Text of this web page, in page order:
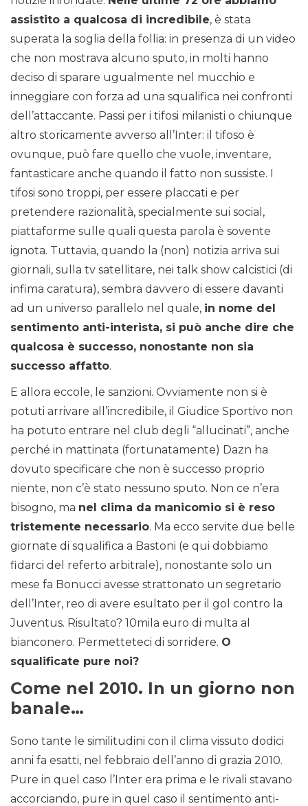
assistito a qualcosa di incredibile, è stata
superata la soglia della follia: in presenza di un video
che non mostrava alcuno sputo, in molti hanno
deciso di sparare ugualmente nel mucchio e
inneggiare con forza ad una squalifica nei confronti
dell’attaccante. Passi per i tifosi milanisti o chiunque
altro storicamente avverso all’Inter: il tifoso è
ovunque, può fare quello che vuole, inventare,
fantasticare anche quando il fatto non sussiste. I
tifosi sono troppi, per essere placcati e per
pretendere razionalità, specialmente sui social,
piattaforme sulle quali questa parola è sovente
ignota. Tuttavia, quando la (non) notizia arriva sui
giornali, sulla tv satellitare, nei talk show calcistici (di
infima caratura), sembra davvero di essere davanti
ad un universo parallelo nel quale, in nome del
sentimento anti-interista, si può anche dire che
qualcosa è successo, nonostante non sia
successo affatto.
E allora eccole, le sanzioni. Ovviamente non si è
potuti arrivare all’incredibile, il Giudice Sportivo non
ha potuto entrare nel club degli “allucinati”, anche
perché in mattinata (fortunatamente) Dazn ha
dovuto specificare che non è successo proprio
niente, non c’è stato nessuno sputo. Non ce n’era
bisogno, ma nel clima da manicomio si è reso
tristemente necessario. Ma ecco servite due belle
giornate di squalifica a Bastoni (e qui dobbiamo
fidarci del referto arbitrale), nonostante solo un
mese fa Bonucci avesse strattonato un segretario
dell’Inter, reo di avere esultato per il gol contro la
Juventus. Risultato? 10mila euro di multa al
bianconero. Permetteteci di sorridere. O
squalificate pure noi?
Come nel 2010. In un giorno non
banale…
Sono tante le similitudini con il clima vissuto dodici
anni fa esatti, nel febbraio dell’anno di grazia 2010.
Pure in quel caso l’Inter era prima e le rivali stavano
accorciando, pure in quel caso il sentimento anti-